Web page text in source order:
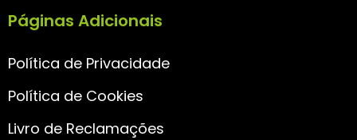
Páginas Adicionais
Política de Privacidade
Política de Cookies
Livro de Reclamações